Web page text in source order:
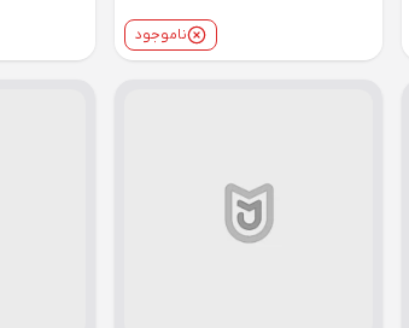
ناموجود